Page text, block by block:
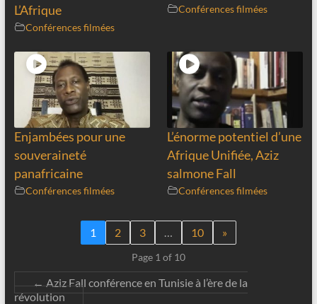
L’Afrique
Conférences filmées
Conférences filmées
Enjambées pour une
souveraineté
panafricaine
Conférences filmées
L’énorme potentiel d’une
Afrique Unifiée, Aziz
salmone Fall
Conférences filmées
1 2 3 10 »
Page 1 of 10
←Aziz Fall conférence en Tunisie à l’ère de la
révolution